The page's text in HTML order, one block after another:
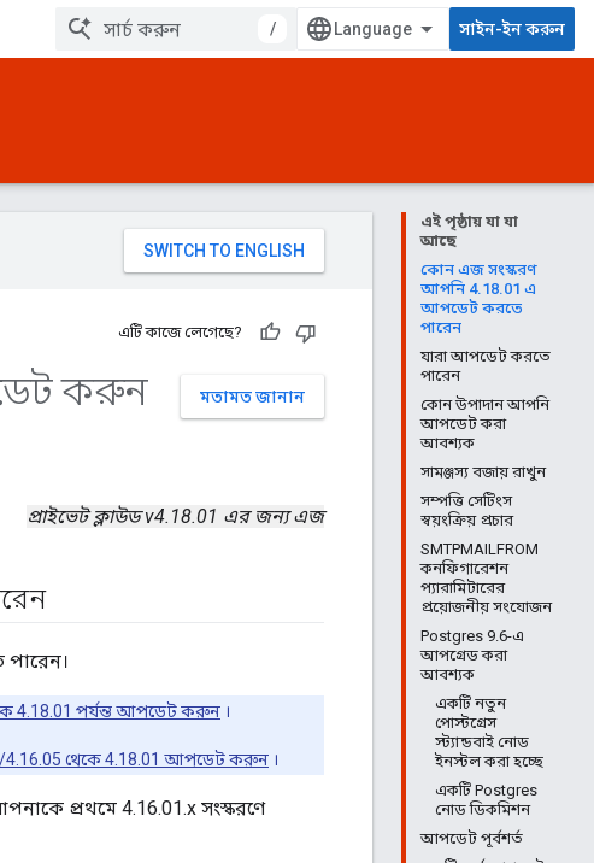
/ সাইন-ইন করুন
এই পৃষ্ঠায় যা যা
আছে
কোন এজ সংস্করণ
আপনি 4.18.01 এ
আপডেট করতে
পারেন
যারা আপডেট করতে
পারেন
কোন উপাদান আপনি
আপডেট করা
আবশ্যক
সামঞ্জস্য বজায় রাখুন
সম্পত্তি সেটিংস
স্বয়ংক্রিয় প্রচার
SMTPMAILFROM
কনফিগারেশন
প্যারামিটারের
প্রয়োজনীয় সংযোজন
Postgres 9.6-এ
আপগ্রেড করা
আবশ্যক
একটি নতুন
পোস্টগ্রেস
স্ট্যান্ডবাই নোড
ইনস্টল করা হচ্ছে
একটি Postgres
নোড ডিকমিশন
আপডেট পূর্বশর্ত
এটি কাজে লেগেছে?
মতামত জানান
করুন
প্রাইভেট ক্লাউড v4.18.01 এর জন্য এজ
4.18.01 পর্যন্ত আপডেট করুন ।
4.16.05 থেকে 4.18.01 আপডেট করুন ।
প্রথমে 4.16.01.x সংস্করণে